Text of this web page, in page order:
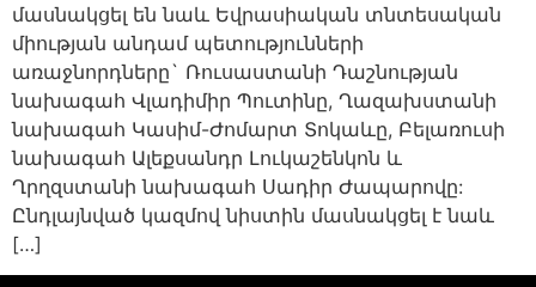
մասնակցել են նաև Եվրասիական տնտեսական
միության անդամ պետությունների
առաջնորդները` Ռուսաստանի Դաշնության
նախագահ Վլադիմիր Պուտինը, Ղազախստանի
նախագահ Կասիմ-Ժոմարտ Տոկաևը, Բելառուսի
նախագահ Ալեքսանդր Լուկաշենկոն և
Ղրղզստանի նախագահ Սադիր Ժապարովը:
Ընդլայնված կազմով նիստին մասնակցել է նաև
[…]